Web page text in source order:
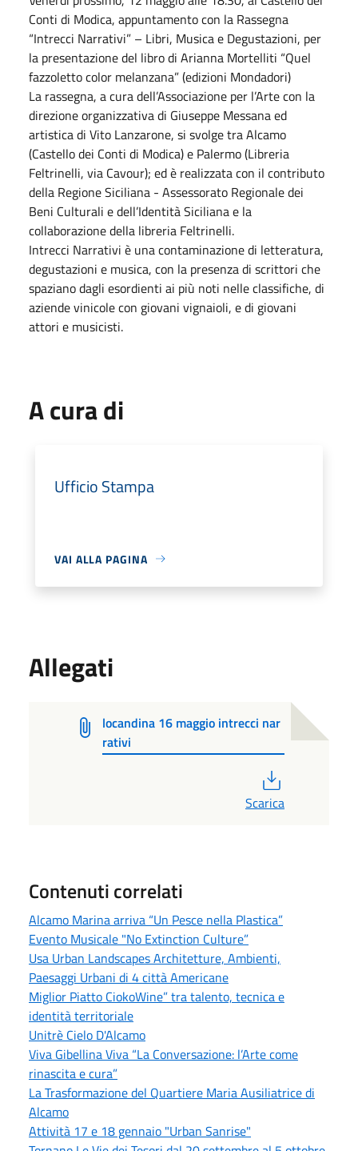
Conti di Modica, appuntamento con la Rassegna
“Intrecci Narrativi” – Libri, Musica e Degustazioni, per
la presentazione del libro di Arianna Mortelliti “Quel
fazzoletto color melanzana” (edizioni Mondadori)
La rassegna, a cura dell’Associazione per l’Arte con la
direzione organizzativa di Giuseppe Messana ed
artistica di Vito Lanzarone, si svolge tra Alcamo
(Castello dei Conti di Modica) e Palermo (Libreria
Feltrinelli, via Cavour); ed è realizzata con il contributo
della Regione Siciliana - Assessorato Regionale dei
Beni Culturali e dell’Identità Siciliana e la
collaborazione della libreria Feltrinelli.
Intrecci Narrativi è una contaminazione di letteratura,
degustazioni e musica, con la presenza di scrittori che
spaziano dagli esordienti ai più noti nelle classifiche, di
aziende vinicole con giovani vignaioli, e di giovani
attori e musicisti.
A cura di
Ufficio Stampa
VAI ALLA PAGINA
Allegati
locandina 16 maggio intrecci nar
rativi
Scarica
Contenuti correlati
Alcamo Marina arriva “Un Pesce nella Plastica”
Evento Musicale "No Extinction Culture”
Usa Urban Landscapes Architetture, Ambienti,
Paesaggi Urbani di 4 città Americane
Miglior Piatto CiokoWine” tra talento, tecnica e
identità territoriale
Unitrè Cielo D'Alcamo
Viva Gibellina Viva “La Conversazione: l’Arte come
rinascita e cura”
La Trasformazione del Quartiere Maria Ausiliatrice di
Alcamo
Attività 17 e 18 gennaio "Urban Sanrise"